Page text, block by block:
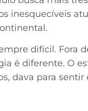
inesquecíveis
difícil. Fora
é diferente. O
dava para sentir